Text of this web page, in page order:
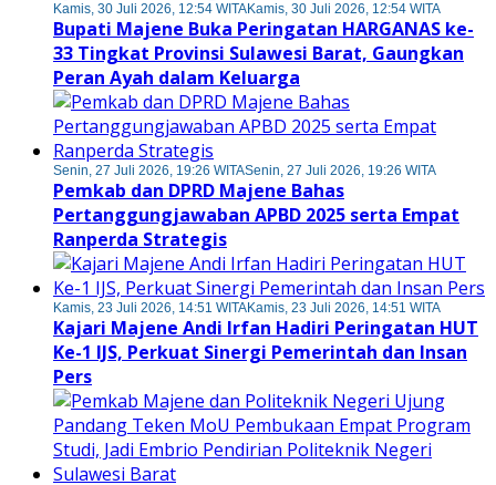
Kamis, 30 Juli 2026, 12:54 WITAKamis, 30 Juli 2026, 12:54 WITA
Bupati Majene Buka Peringatan HARGANAS ke-
33 Tingkat Provinsi Sulawesi Barat, Gaungkan
Peran Ayah dalam Keluarga
Senin, 27 Juli 2026, 19:26 WITASenin, 27 Juli 2026, 19:26 WITA
Pemkab dan DPRD Majene Bahas
Pertanggungjawaban APBD 2025 serta Empat
Ranperda Strategis
Kamis, 23 Juli 2026, 14:51 WITAKamis, 23 Juli 2026, 14:51 WITA
Kajari Majene Andi Irfan Hadiri Peringatan HUT
Ke-1 IJS, Perkuat Sinergi Pemerintah dan Insan
Pers